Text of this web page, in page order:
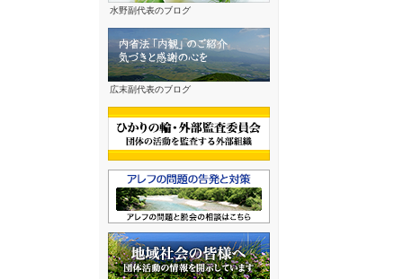
水野副代表のブログ
広末副代表のブログ